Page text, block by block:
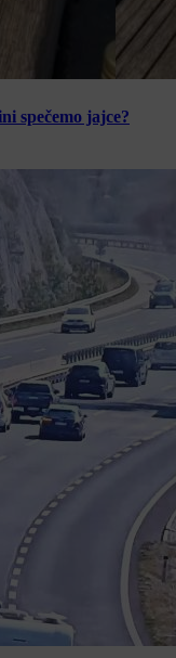
spečemo jajce?